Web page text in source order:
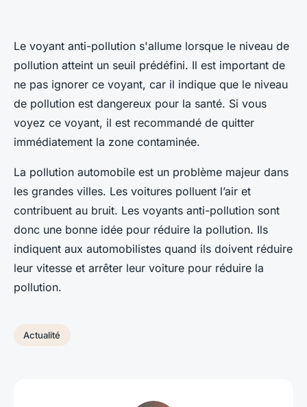
Le voyant anti-pollution s'allume lorsque le niveau de
pollution atteint un seuil prédéfini. Il est important de
ne pas ignorer ce voyant, car il indique que le niveau
de pollution est dangereux pour la santé. Si vous
voyez ce voyant, il est recommandé de quitter
immédiatement la zone contaminée.
La pollution automobile est un problème majeur dans
les grandes villes. Les voitures polluent l’air et
contribuent au bruit. Les voyants anti-pollution sont
donc une bonne idée pour réduire la pollution. Ils
indiquent aux automobilistes quand ils doivent réduire
leur vitesse et arrêter leur voiture pour réduire la
pollution.
Actualité